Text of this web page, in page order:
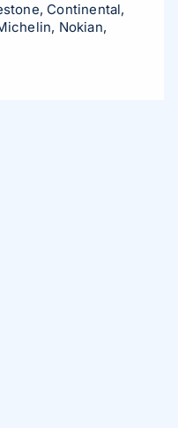
Continental,
Nokian,